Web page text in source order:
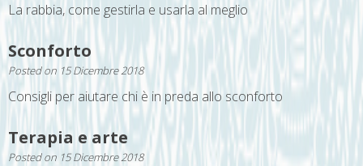
La rabbia, come gestirla e usarla al meglio
Sconforto
Posted on 15 Dicembre 2018
Consigli per aiutare chi è in preda allo sconforto
Terapia e arte
Posted on 15 Dicembre 2018